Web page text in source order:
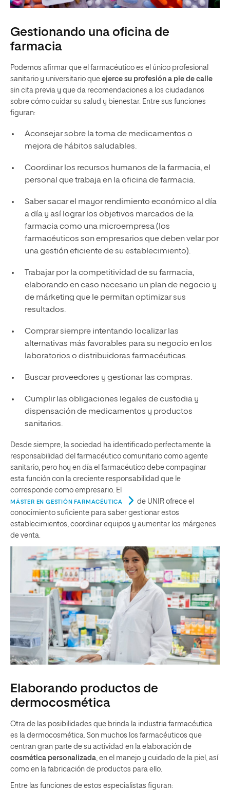
Gestionando una oficina de
farmacia
Podemos afirmar que el farmacéutico es el único profesional
sanitario y universitario que ejerce su profesión a pie de calle
sin cita previa y que da recomendaciones a los ciudadanos
sobre cómo cuidar su salud y bienestar. Entre sus funciones
figuran:
Aconsejar sobre la toma de medicamentos o
mejora de hábitos saludables.
Coordinar los recursos humanos de la farmacia, el
personal que trabaja en la oficina de farmacia.
Saber sacar el mayor rendimiento económico al día
a día y así lograr los objetivos marcados de la
farmacia como una microempresa (los
farmacéuticos son empresarios que deben velar por
una gestión eficiente de su establecimiento).
Trabajar por la competitividad de su farmacia,
elaborando en caso necesario un plan de negocio y
de márketing que le permitan optimizar sus
resultados.
Comprar siempre intentando localizar las
alternativas más favorables para su negocio en los
laboratorios o distribuidoras farmacéuticas.
Buscar proveedores y gestionar las compras.
Cumplir las obligaciones legales de custodia y
dispensación de medicamentos y productos
sanitarios.
Desde siempre, la sociedad ha identificado perfectamente la
responsabilidad del farmacéutico comunitario como agente
sanitario, pero hoy en día el farmacéutico debe compaginar
esta función con la creciente responsabilidad que le
corresponde como empresario. El
MÁSTER EN GESTIÓN FARMACÉUTICA
de UNIR ofrece el
conocimiento suficiente para saber gestionar estos
establecimientos, coordinar equipos y aumentar los márgenes
de venta.
Elaborando productos de
dermocosmética
Otra de las posibilidades que brinda la industria farmacéutica
es la dermocosmética. Son muchos los farmacéuticos que
centran gran parte de su actividad en la elaboración de
cosmética personalizada , en el manejo y cuidado de la piel, así
como en la fabricación de productos para ello.
Entre las funciones de estos especialistas figuran: